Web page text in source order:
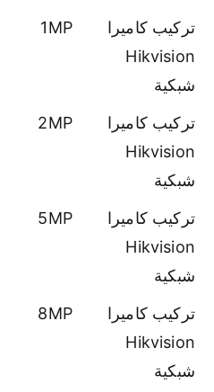
تركيب كاميرا
Hikvision
شبكية
1MP
تركيب كاميرا
Hikvision
شبكية
2MP
تركيب كاميرا
Hikvision
شبكية
5MP
تركيب كاميرا
Hikvision
شبكية
8MP